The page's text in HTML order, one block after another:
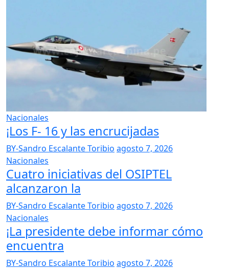
Nacionales
¡Los F- 16 y las encrucijadas
BY-Sandro Escalante Toribio agosto 7, 2026
Nacionales
Cuatro iniciativas del OSIPTEL
alcanzaron la
BY-Sandro Escalante Toribio agosto 7, 2026
Nacionales
¡La presidente debe informar cómo
encuentra
BY-Sandro Escalante Toribio agosto 7, 2026